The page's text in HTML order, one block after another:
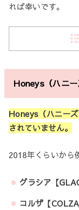
れば幸いです。
Honeys（ハニ
Honeys（ハニー
されていません。
2018年くらいから
グラシア【
コルザ【